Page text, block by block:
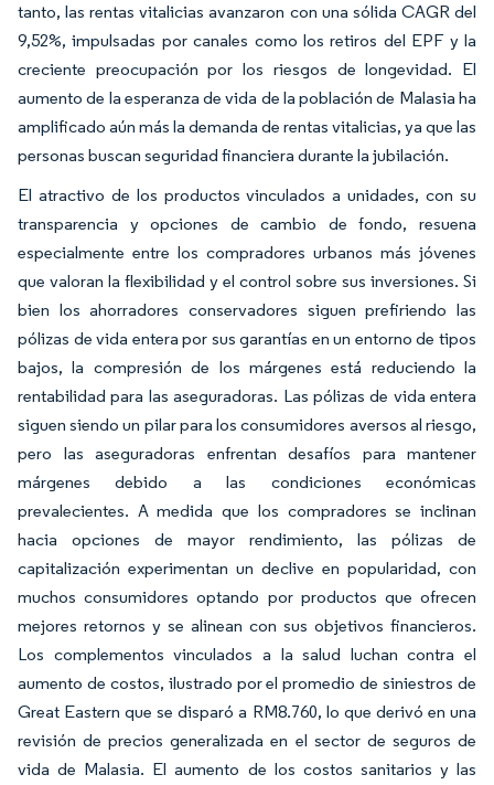
tanto, las rentas vitalicias avanzaron con una sólida CAGR del
9,52%, impulsadas por canales como los retiros del EPF y la
creciente preocupación por los riesgos de longevidad. El
aumento de la esperanza de vida de la población de Malasia ha
amplificado aún más la demanda de rentas vitalicias, ya que las
personas buscan seguridad financiera durante la jubilación.
El atractivo de los productos vinculados a unidades, con su
transparencia y opciones de cambio de fondo, resuena
especialmente entre los compradores urbanos más jóvenes
que valoran la flexibilidad y el control sobre sus inversiones. Si
bien los ahorradores conservadores siguen prefiriendo las
pólizas de vida entera por sus garantías en un entorno de tipos
bajos, la compresión de los márgenes está reduciendo la
rentabilidad para las aseguradoras. Las pólizas de vida entera
siguen siendo un pilar para los consumidores aversos al riesgo,
pero las aseguradoras enfrentan desafíos para mantener
márgenes debido a las condiciones económicas
prevalecientes. A medida que los compradores se inclinan
hacia opciones de mayor rendimiento, las pólizas de
capitalización experimentan un declive en popularidad, con
muchos consumidores optando por productos que ofrecen
mejores retornos y se alinean con sus objetivos financieros.
Los complementos vinculados a la salud luchan contra el
aumento de costos, ilustrado por el promedio de siniestros de
Great Eastern que se disparó a RM8.760, lo que derivó en una
revisión de precios generalizada en el sector de seguros de
vida de Malasia. El aumento de los costos sanitarios y las